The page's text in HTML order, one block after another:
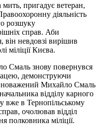
пригадує ветеран,
діяльність
розшуку
справ. Аби
він невдовзі вирішив
міліції Києва.
Смаль знову повернувся
демонструючи
Михайло Смаль
відділу карного
вже в Тернопільському
очолював відділ
полковника міліції.